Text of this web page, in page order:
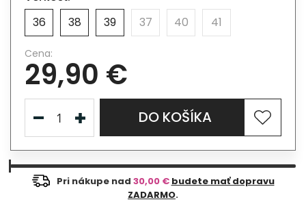
36
38 39 37 40 41
Cena:
29,90 €
DO KOŠÍKA
Pri nákupe nad 30,00 € budete mať dopravu
ZADARMO.